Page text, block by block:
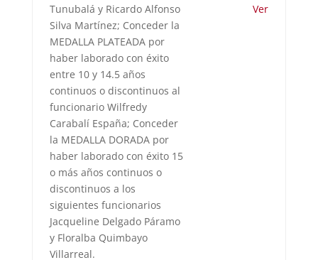
Tunubalá y Ricardo Alfonso
Silva Martínez; Conceder la
MEDALLA PLATEADA por
haber laborado con éxito
entre 10 y 14.5 años
continuos o discontinuos al
funcionario Wilfredy
Carabalí España; Conceder
la MEDALLA DORADA por
haber laborado con éxito 15
o más años continuos o
discontinuos a los
siguientes funcionarios
Jacqueline Delgado Páramo
y Floralba Quimbayo
Villarreal.
Ver